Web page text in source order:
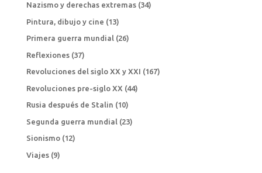
Nazismo y derechas extremas(34)
Pintura, dibujo y cine (13)
Primera guerra mundial(26)
Reflexiones(37)
Revoluciones del siglo XX y XXI (167)
Revoluciones pre-siglo XX (44)
Rusia después de Stalin (10)
Segunda guerra mundial (23)
Sionismo(12)
Viajes(9)